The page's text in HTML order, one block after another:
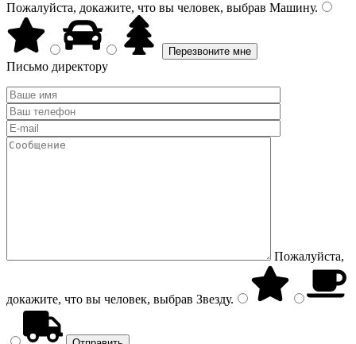
Пожалуйста, докажите, что вы человек, выбрав Машину.
Письмо директору
Пожалуйста,
докажите, что вы человек, выбрав Звезду.